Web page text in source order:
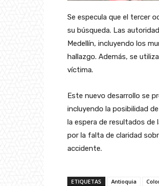
Se especula que el tercer
su búsqueda. Las
Medellín, incluyendo los
hallazgo. Además, se
víctima.
Este nuevo desarrollo se
incluyendo la posibilidad
la espera de resultados
por la falta de claridad
accidente.
ETIQUETAS Antioquia